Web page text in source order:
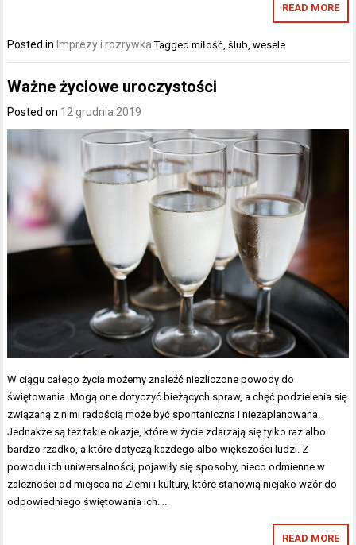
READ MORE
Posted in Imprezy i rozrywka Taggedmiłość ,ślub ,wesele
Ważne życiowe uroczystości
Posted on 12 grudnia 2019
W ciągu całego życia możemy znaleźć niezliczone powody do
świętowania. Mogą one dotyczyć bieżących spraw, a chęć podzielenia się
związaną z nimi radością może być spontaniczna i niezaplanowana.
Jednakże są też takie okazje, które w życie zdarzają się tylko raz albo
bardzo rzadko, a które dotyczą każdego albo większości ludzi. Z
powodu ich uniwersalności, pojawiły się sposoby, nieco odmienne w
zależności od miejsca na Ziemi i kultury, które stanowią niejako wzór do
odpowiedniego świętowania ich….
READ MORE